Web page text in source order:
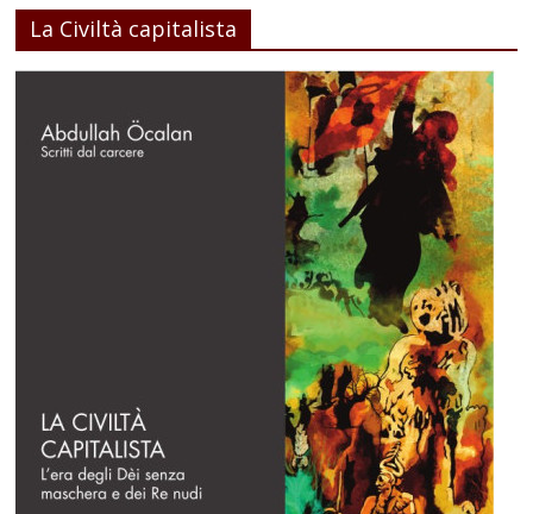
La Civiltà capitalista